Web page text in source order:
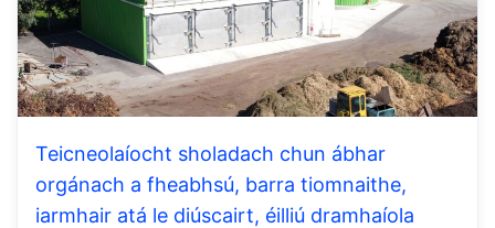
Teicneolaíocht sholadach chun ábhar
orgánach a fheabhsú, barra tiomnaithe,
iarmhair atá le diúscairt, éilliú dramhaíola